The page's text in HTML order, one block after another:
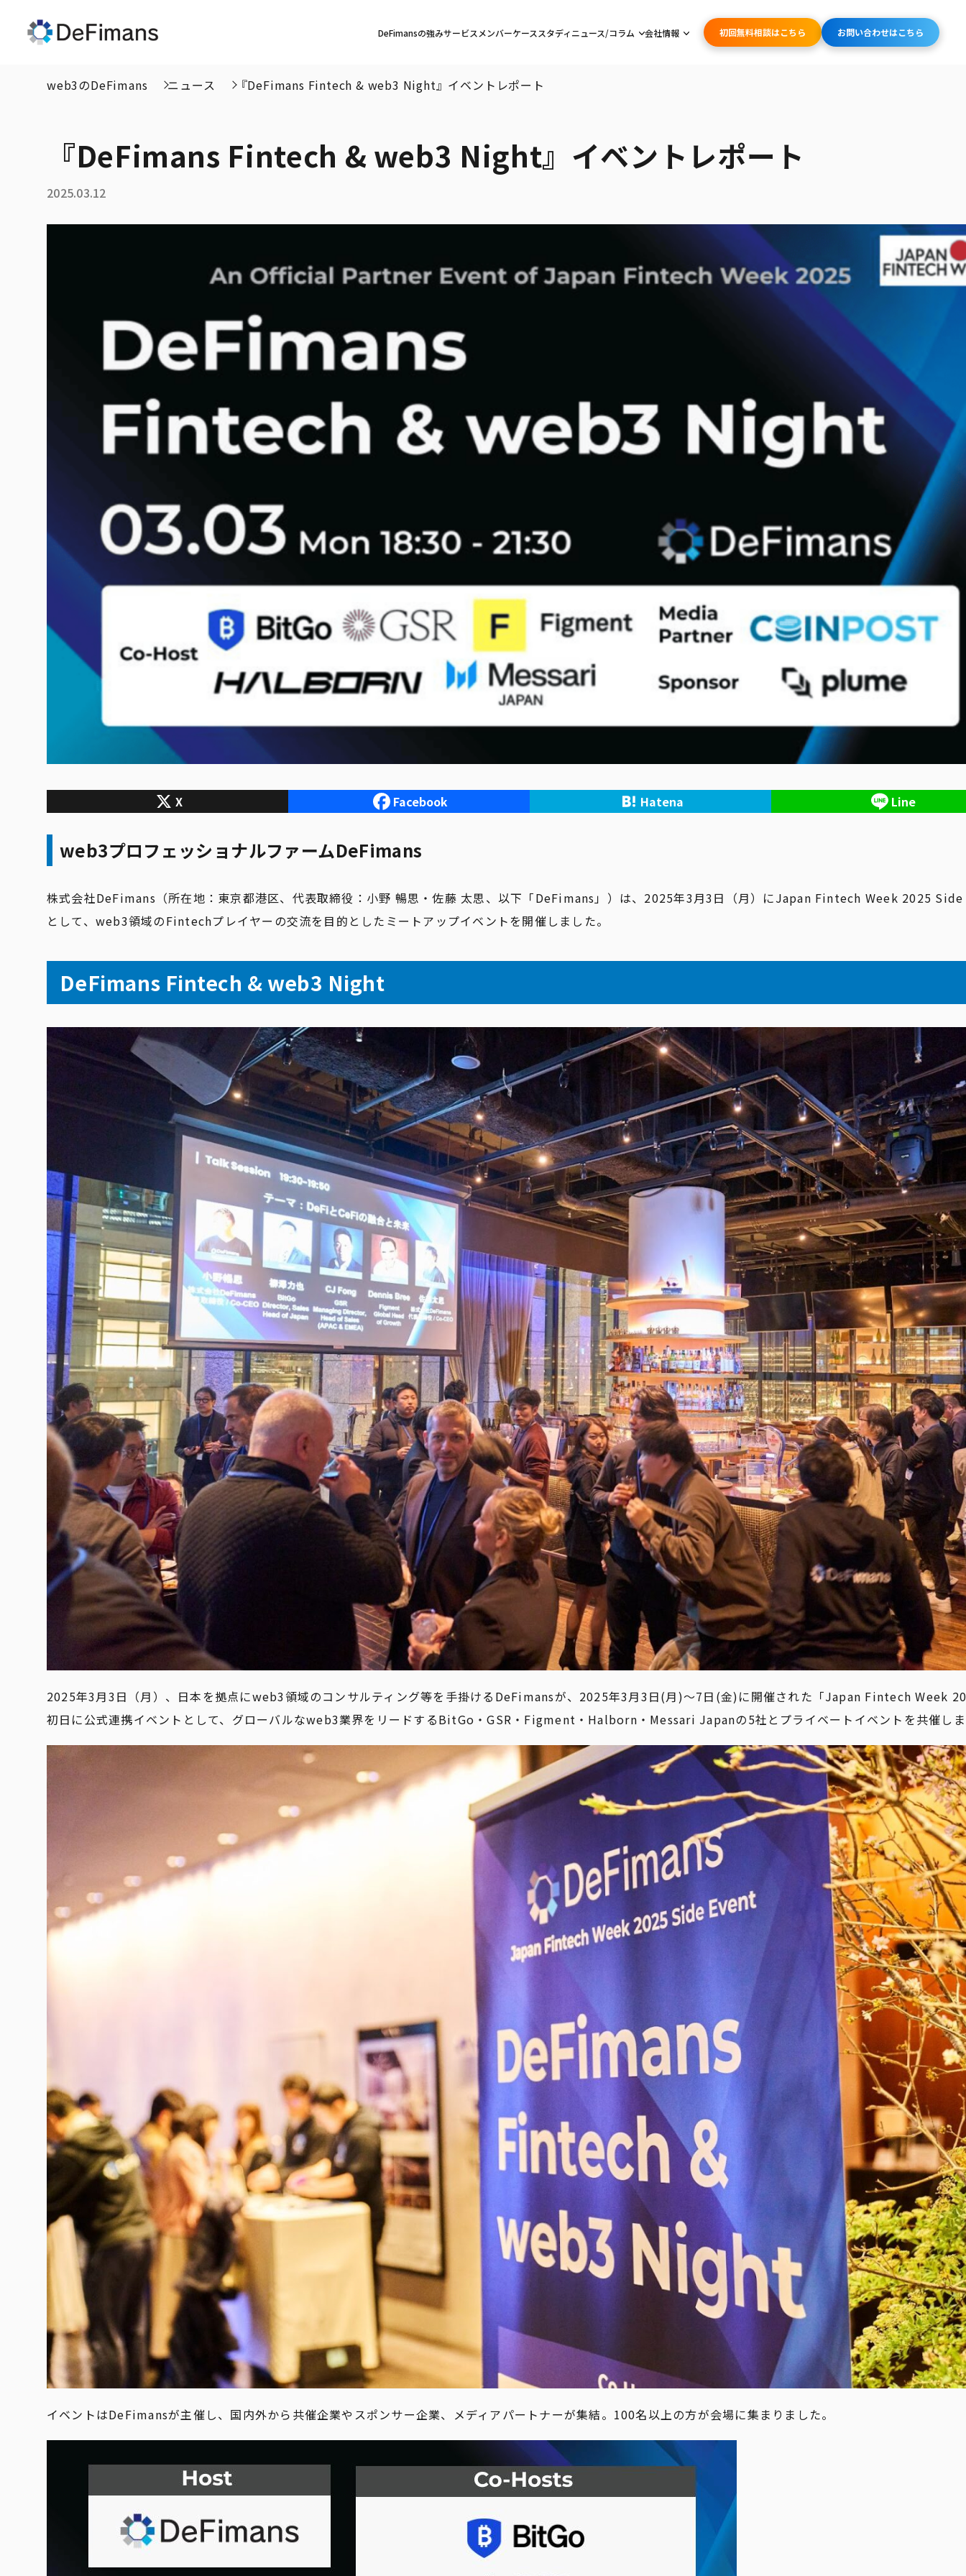
DeFimansの強みサービス メンバーケーススタディニュース/コラム 会社情報 初回無料相談はこちら お問い合わせはこちら
web3のDeFimans ニュース 『DeFimans Fintech & web3 Night』イベントレポート
『DeFimans Fintech & web3 Night』イベントレポート
2025.03.12
X Facebook Hatena Line
web3プロフェッショナルファームDeFimans
株式会社DeFimans（所在地：東京都港区、代表取締役：小野 暢思・佐藤 太思、以下「DeFimans」）は、2025年3月3日（月）にJapan Fintech Week 2025
として、web3領域のFintechプレイヤーの交流を目的としたミートアップイベントを開催しました。
DeFimans Fintech & web3 Night
2025年3月3日（月）、日本を拠点にweb3領域のコンサルティング等を手掛けるDeFimansが、2025年3月3日(月)〜7日(金)に開催された「Japan Fintech Week
初日に公式連携イベントとして、グローバルなweb3業界をリードするBitGo・GSR・Figment・Halborn・Messari Japanの5社とプライベートイベントを共催し
イベントはDeFimansが主催し、国内外から共催企業やスポンサー企業、メディアパートナーが集結。100名以上の方が会場に集まりました。